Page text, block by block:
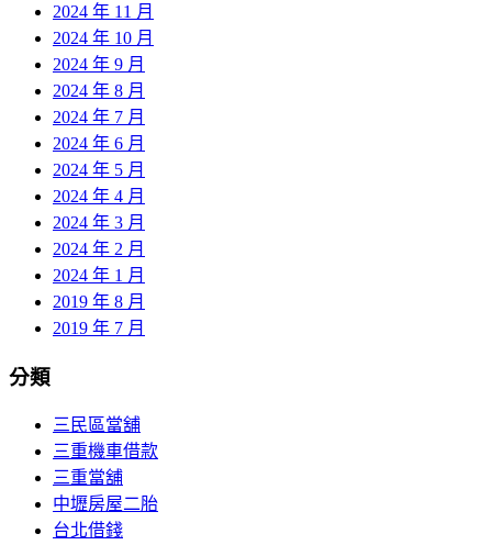
2024 年 11 月
2024 年 10 月
2024 年 9 月
2024 年 8 月
2024 年 7 月
2024 年 6 月
2024 年 5 月
2024 年 4 月
2024 年 3 月
2024 年 2 月
2024 年 1 月
2019 年 8 月
2019 年 7 月
分類
三民區當舖
三重機車借款
三重當舖
中壢房屋二胎
台北借錢